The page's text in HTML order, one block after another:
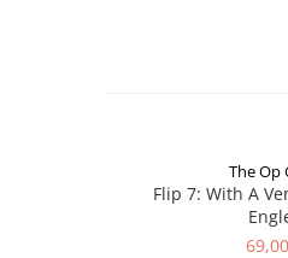
The Op
Flip 7: With A